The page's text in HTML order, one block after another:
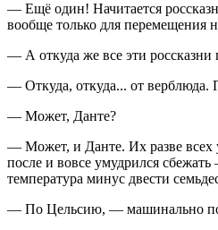
— Ещё один! Начитается
вообще только для перемещения
— А откуда же все эти
— Откуда, откуда... от верблюда.
— Может, Данте?
— Может, и Данте. Их разве всех
после и вовсе умудрился
температура минус двести
— По Цельсию, — машинально